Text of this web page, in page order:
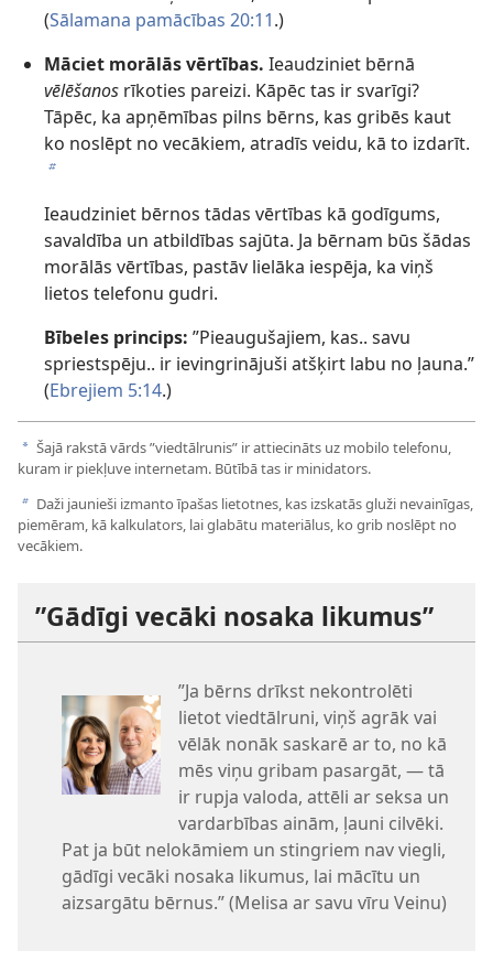
(Sālamana pamācības 20:11.)
Māciet morālās vērtības. Ieaudziniet bērnā
vēlēšanos rīkoties pareizi. Kāpēc tas ir svarīgi?
Tāpēc, ka apņēmības pilns bērns, kas gribēs kaut
ko noslēpt no vecākiem, atradīs veidu, kā to izdarīt.
b
Ieaudziniet bērnos tādas vērtības kā godīgums,
savaldība un atbildības sajūta. Ja bērnam būs šādas
morālās vērtības, pastāv lielāka iespēja, ka viņš
lietos telefonu gudri.
Bībeles princips: ”Pieaugušajiem, kas.. savu
spriestspēju.. ir ievingrinājuši atšķirt labu no ļauna.”
(Ebrejiem 5:14.)
a Šajā rakstā vārds ”viedtālrunis” ir attiecināts uz mobilo telefonu,
kuram ir piekļuve internetam. Būtībā tas ir minidators.
b Daži jaunieši izmanto īpašas lietotnes, kas izskatās gluži nevainīgas,
piemēram, kā kalkulators, lai glabātu materiālus, ko grib noslēpt no
vecākiem.
”Gādīgi vecāki nosaka likumus”
”Ja bērns drīkst nekontrolēti
lietot viedtālruni, viņš agrāk vai
vēlāk nonāk saskarē ar to, no kā
mēs viņu gribam pasargāt, — tā
ir rupja valoda, attēli ar seksa un
vardarbības ainām, ļauni cilvēki.
Pat ja būt nelokāmiem un stingriem nav viegli,
gādīgi vecāki nosaka likumus, lai mācītu un
aizsargātu bērnus.” (Melisa ar savu vīru Veinu)